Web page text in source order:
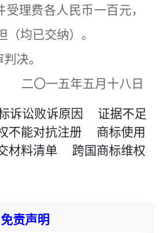
理费各人民币一百元，
（均已交纳）。
决。
二〇一五年五月十八日
诉讼败诉原因
证据不足
不能对抗注册
商标使用
材料清单
跨国商标维权
免责声明